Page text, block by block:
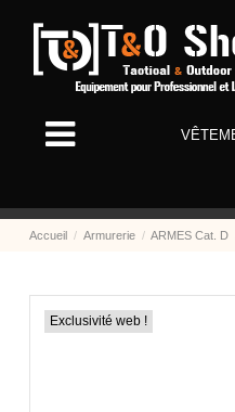
Accueil Armurerie ARMES Cat. D
Exclusivité web !